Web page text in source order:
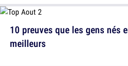
10 preuves que les gens nés
meilleurs